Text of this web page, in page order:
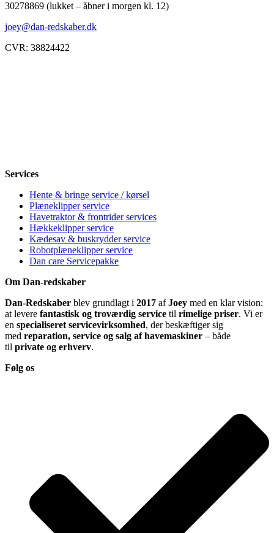
30278869 (lukket – åbner i morgen kl. 12)
joey@dan-redskaber.dk
CVR: 38824422
Services
Hente & bringe service / kørsel
Plæneklipper service
Havetraktor & frontrider services
Hækkeklipper service
Kædesav & buskrydder service
Robotplæneklipper service
Dan care Servicepakke
Om Dan-redskaber
Dan-Redskaber blev grundlagt i 2017 afJoey med en klar vision:
at levere fantastisk og troværdig service til rimelige priser. Vi er
en specialiseret servicevirksomhed, der beskæftiger sig
med reparation, service og salg af havemaskiner – både
til private og erhverv.
Følg os